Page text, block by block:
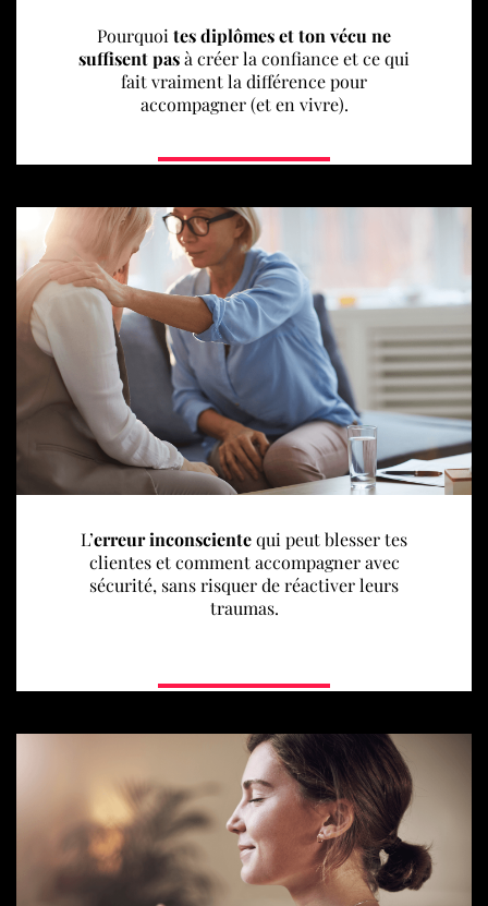
Pourquoi tes diplômes et ton vécu ne
suffisent pasà créer la confiance et ce qui
fait vraiment la différence pour
accompagner (et en vivre).
L’erreur inconscientequi peut blesser tes
clientes et comment accompagner avec
sécurité, sans risquer de réactiver leurs
traumas.